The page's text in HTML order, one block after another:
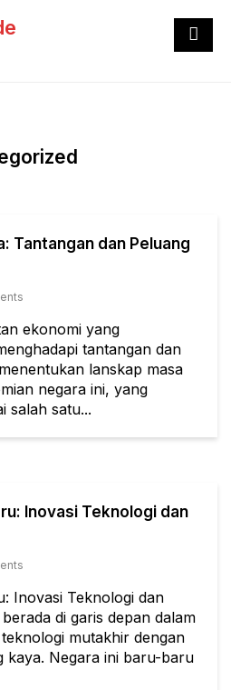
Tantangan dan Peluang
ekonomi yang
tantangan dan
lanskap masa
negara ini, yang
salah satu...
Inovasi Teknologi dan
Inovasi Teknologi dan
di garis depan dalam
mutakhir dengan
kaya. Negara ini baru-baru